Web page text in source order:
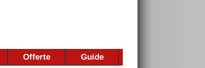
Offerte Guide